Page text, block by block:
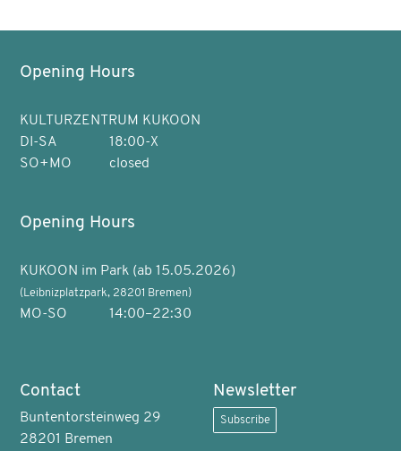
Opening Hours
KULTURZENTRUM KUKOON
DI-SA
18:00-X
SO+MO
closed
Opening Hours
KUKOON im Park (ab 15.05.2026)
(Leibnizplatzpark, 28201 Bremen)
MO-SO 14:00–22:30
Contact
Buntentorsteinweg 29
28201 Bremen
Newsletter
Subscribe